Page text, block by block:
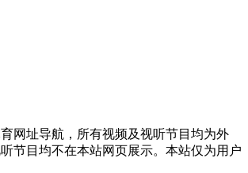
网址导航，所有视频及视听节目均为外
节目均不在本站网页展示。本站仅为用户